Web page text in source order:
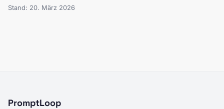
Stand: 20. März 2026
PromptLoop